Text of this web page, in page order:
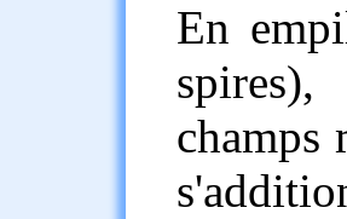
En
champs